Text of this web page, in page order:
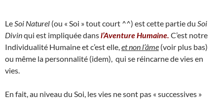
Le Soi Naturel (ou « Soi » tout court ^^) est cette partie du Soi
Divinqui est impliquée dansl’Aventure Humaine. C’est notre
Individualité Humaine et c’est elle, et non l’âme (voir plus bas)
ou même la personnalité (idem), qui se réincarne de vies en
vies.
En fait, au niveau du Soi, les vies ne sont pas « successives »